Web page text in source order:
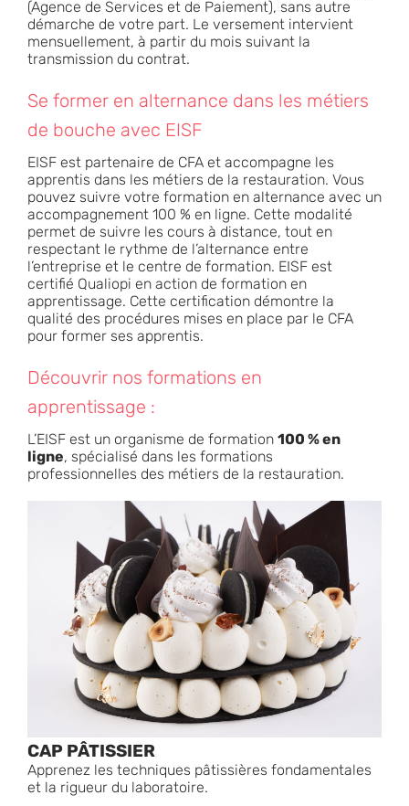
(Agence de Services et de Paiement), sans autre
démarche de votre part. Le versement intervient
mensuellement, à partir du mois suivant la
transmission du contrat.
Se former en alternance dans les métiers
de bouche avec EISF
EISF est partenaire de CFA et accompagne les
apprentis dans les métiers de la restauration. Vous
pouvez suivre votre formation en alternance avec un
accompagnement 100 % en ligne. Cette modalité
permet de suivre les cours à distance, tout en
respectant le rythme de l’alternance entre
l’entreprise et le centre de formation. EISF est
certifié Qualiopi en action de formation en
apprentissage. Cette certification démontre la
qualité des procédures mises en place par le CFA
pour former ses apprentis.
Découvrir nos formations en
apprentissage :
L’EISF est un organisme de formation 100 % en
ligne, spécialisé dans les formations
professionnelles des métiers de la restauration.
CAP PÂTISSIER
Apprenez les techniques pâtissières fondamentales
et la rigueur du laboratoire.